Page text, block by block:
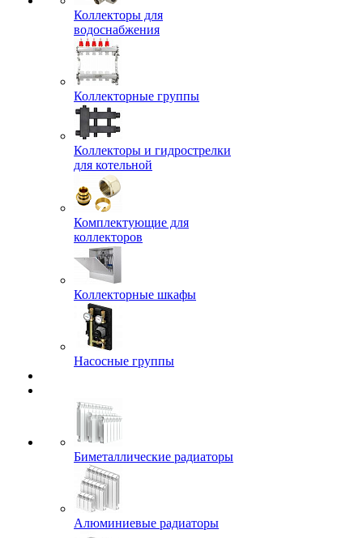
Коллекторы для
водоснабжения
Коллекторные группы
Коллекторы и гидрострелки
для котельной
Комплектующие для
коллекторов
Коллекторные шкафы
Насосные группы
Биметаллические радиаторы
Алюминиевые радиаторы